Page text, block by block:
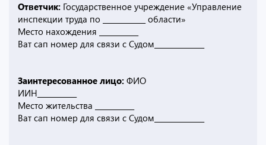
Ответчик: Государственное учреждение «Управление
инспекции труда по ____________ области»
Место нахождения ___________
Ват сап номер для связи с Судом______________
Заинтересованное лицо: ФИО
ИИН___________
Место жительства ___________
Ват сап номер для связи с Судом______________